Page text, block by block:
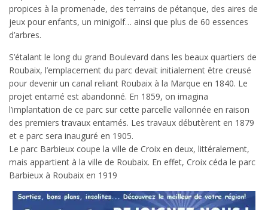
propices à la promenade, des terrains de pétanque, des aires de
jeux pour enfants, un minigolf… ainsi que plus de 60 essences
d’arbres.
S’étalant le long du grand Boulevard dans les beaux quartiers de
Roubaix, l’emplacement du parc devait initialement être creusé
pour devenir un canal reliant Roubaix à la Marque en 1840. Le
projet entamé est abandonné. En 1859, on imagina
l’implantation de ce parc sur cette parcelle vallonnée en raison
des premiers travaux entamés. Les travaux débutèrent en 1879
et e parc sera inauguré en 1905.
Le parc Barbieux coupe la ville de Croix en deux, littéralement,
mais appartient à la ville de Roubaix. En effet, Croix céda le parc
Barbieux à Roubaix en 1919